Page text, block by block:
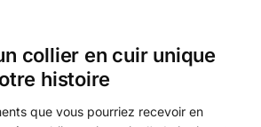
collier en cuir unique
histoire
que vous pourriez recevoir en